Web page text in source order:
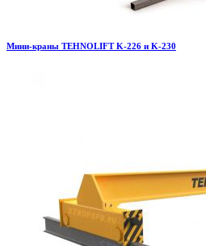
Мини-краны TEHNOLIFT K-226 и K-230